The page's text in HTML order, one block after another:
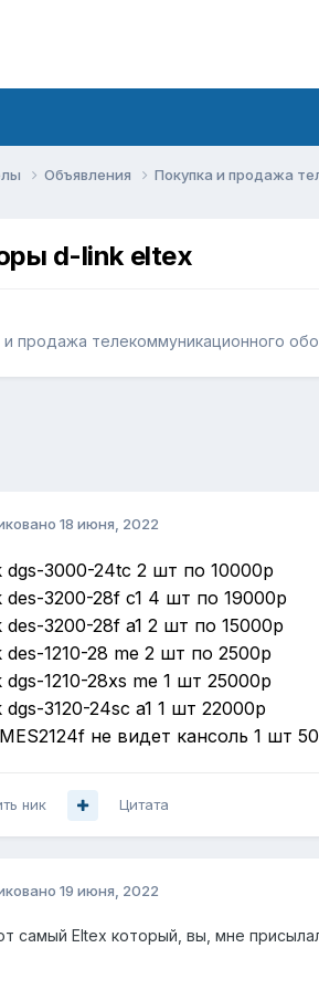
Объявления Покупка и продажа
d-link eltex
и продажа телекоммуникационного
18 июня, 2022
dgs-3000-24tc 2 шт по 10000р
des-3200-28f c1 4 шт по 19000р
des-3200-28f a1 2 шт по 15000р
des-1210-28 me 2 шт по 2500р
dgs-1210-28xs me 1 шт 25000р
dgs-3120-24sc a1 1 шт 22000р
не видет кансоль 1 шт
ник Цитата
19 июня, 2022
самый Eltex который, вы, мне